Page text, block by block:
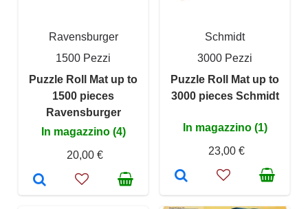
Ravensburger
1500 Pezzi
Puzzle Roll Mat up to
1500 pieces
Ravensburger
In magazzino (4)
20,00 €
Schmidt
3000 Pezzi
Puzzle Roll Mat up to
3000 pieces Schmidt
In magazzino (1)
23,00 €